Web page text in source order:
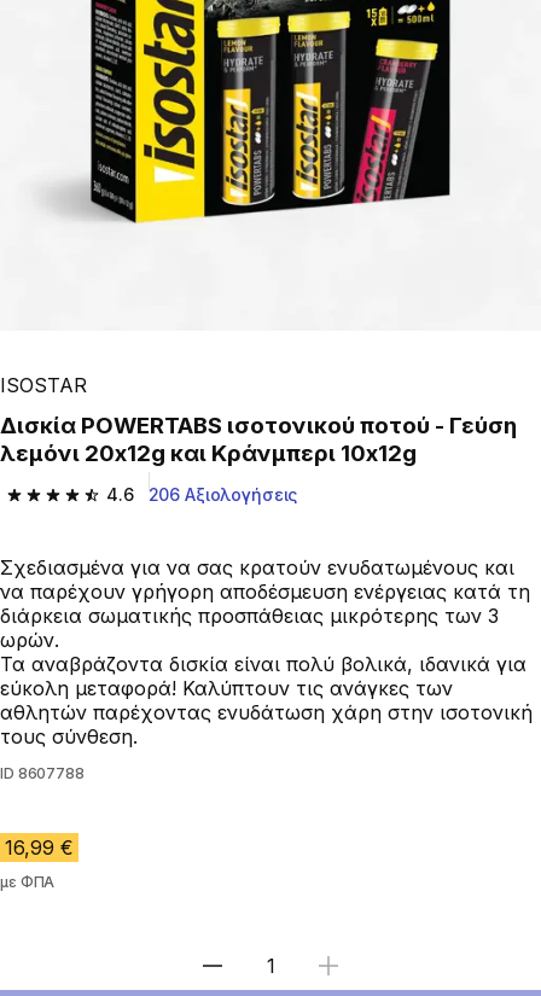
ISOSTAR
Δισκία POWERTABS ισοτονικού ποτού - Γεύση
λεμόνι 20x12g και Κράνμπερι 10x12g
4.6
4.6 out of 5 stars from 206 reviews
206 Αξιολογήσεις
Σχεδιασμένα για να σας κρατούν ενυδατωμένους και
να παρέχουν γρήγορη αποδέσμευση ενέργειας κατά τη
διάρκεια σωματικής προσπάθειας μικρότερης των 3
ωρών.
Τα αναβράζοντα δισκία είναι πολύ βολικά, ιδανικά για
εύκολη μεταφορά! Καλύπτουν τις ανάγκες των
αθλητών παρέχοντας ενυδάτωση χάρη στην ισοτονική
τους σύνθεση.
ID 8607788
16,99 €
με ΦΠΑ
Επιλέξτε ποσότητα